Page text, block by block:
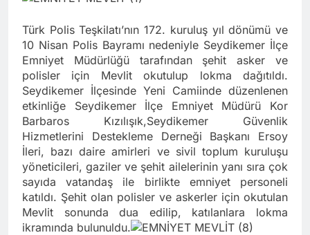
Türk Polis Teşkilatı’nın 172. kuruluş yıl dönümü ve
10 Nisan Polis Bayramı nedeniyle Seydikemer İlçe
Emniyet Müdürlüğü tarafından şehit asker ve
polisler için Mevlit okutulup lokma dağıtıldı.
Seydikemer İlçesinde Yeni Camiinde düzenlenen
etkinliğe Seydikemer İlçe Emniyet Müdürü Kor
Barbaros Kızılışık,Seydikemer Güvenlik
Hizmetlerini Destekleme Derneği Başkanı Ersoy
İleri, bazı daire amirleri ve sivil toplum kuruluşu
yöneticileri, gaziler ve şehit ailelerinin yanı sıra çok
sayıda vatandaş ile birlikte emniyet personeli
katıldı. Şehit olan polisler ve askerler için okutulan
Mevlit sonunda dua edilip, katılanlara lokma
ikramında bulunuldu.